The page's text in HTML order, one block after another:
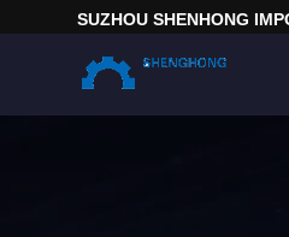
SUZHOU SHENHONG